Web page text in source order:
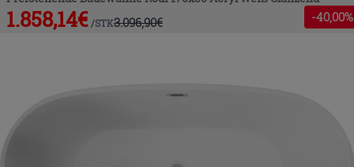
1.858,14€ /STK3.096,90€ -40,00%